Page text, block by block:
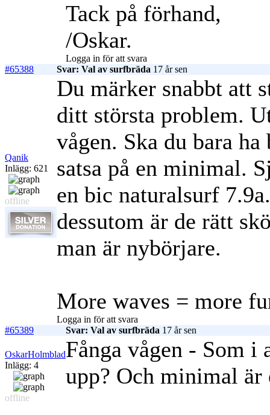
Tack på förhand,
/Oskar.
Logga in för att svara
#65388
Svar: Val av surfbräda 17 år sen
Qanik
Inlägg: 621
offline
Du märker snabbt att
ditt största problem.
vågen. Ska du bara
satsa på en minimal.
en bic naturalsurf
dessutom är de rätt
man är nybörjare.
More waves = more
Logga in för att svara
#65389
Svar: Val av surfbräda 17 år sen
OskarHolmblad
Inlägg: 4
offline
Fånga vågen - Som i
upp? Och minimal